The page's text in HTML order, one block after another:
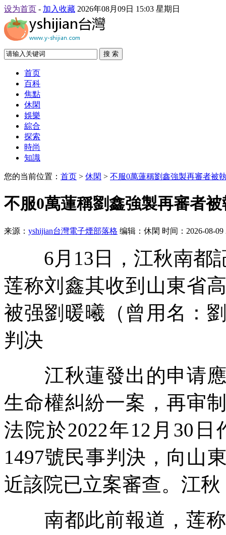
设为首页 - 加入收藏 2026年08月09日 15:03 星期日
搜 索
首页
百科
焦點
休閑
娛樂
綜合
探索
時尚
知識
您的当前位置： 首页 > 休閑 > 不服0萬蓮稱劉鑫強製再審者被
不服0萬蓮稱劉鑫強製再審者
来源： yshijian台灣電子煙部落格 编辑：休閑 时间：2026-08-09
6月13日，江秋南都
莲称刘鑫其收到山東省
被强劉暖曦（曾用名：
判决
江秋蓮發出的申请應
生命權糾紛一案，再审
法院於2022年12月30
1497號民事判決，向山
近該院已立案審查。江秋
南都此前報道，莲